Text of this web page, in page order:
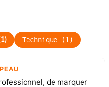
1) Technique(1 )
de marquer